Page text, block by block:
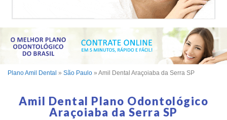
Plano Amil Dental » São Paulo » Amil Dental Araçoiaba da Serra SP
Amil Dental Plano Odontológico
Araçoiaba da Serra SP